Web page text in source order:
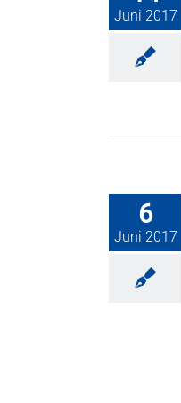
Juni 2017
6
Juni 2017